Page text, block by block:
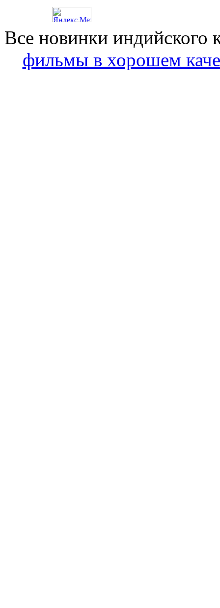
Все новинки
фильмы в хорошем